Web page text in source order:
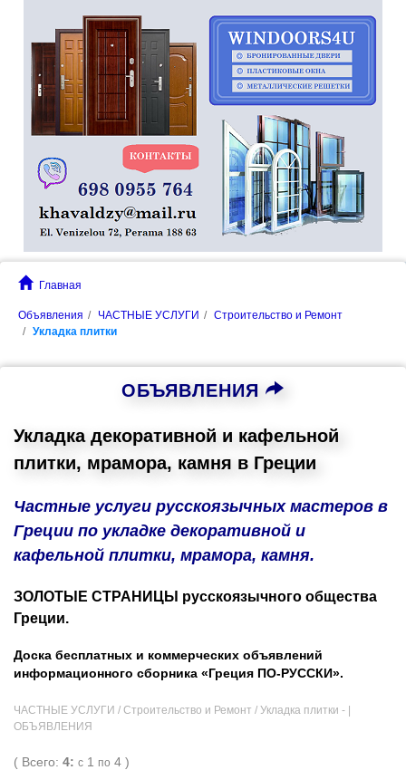
Главная
Объявления ЧАСТНЫЕ УСЛУГИ
Строительство и Ремонт
Укладка плитки
ОБЪЯВЛЕНИЯ
Укладка декоративной и кафельной
плитки, мрамора, камня в Греции
Частные услуги русскоязычных мастеров в
Греции по укладке декоративной и
кафельной плитки, мрамора, камня.
ЗОЛОТЫЕ СТРАНИЦЫ русскоязычного общества
Греции.
Доска бесплатных и коммерческих объявлений
информационного сборника «Греция ПО-РУССКИ».
ЧАСТНЫЕ УСЛУГИ / Строительство и Ремонт / Укладка плитки - |
ОБЪЯВЛЕНИЯ
( Всего: 4: с 1 по 4 )